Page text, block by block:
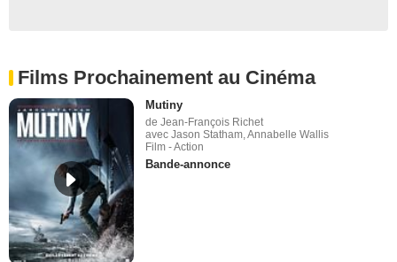
Films Prochainement au Cinéma
Mutiny
de Jean-François Richet
avec Jason Statham, Annabelle Wallis
Film - Action
Bande-annonce